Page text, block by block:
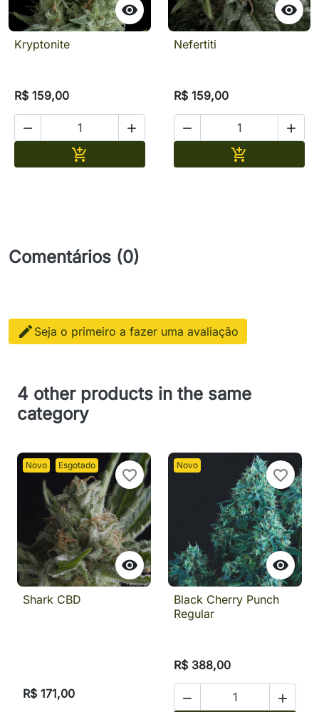

Kryptonite
R$ 159,00
 


Nefertiti
R$ 159,00
 

Comentários (0)
 Seja o primeiro a fazer uma avaliação
4 other products in the same
category
Novo Esgotado

favorite_border
Shark CBD
R$ 171,00
Novo

favorite_border
Black Cherry Punch
Regular
R$ 388,00
 